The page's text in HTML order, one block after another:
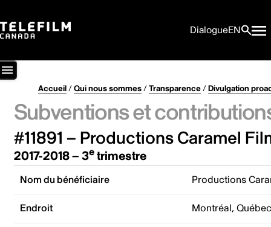
DialogueEN
Accueil/Qui nous sommes/Transparence/Divulgation
Subventions et
#11891 – Productions Caramel
2017-2018 – 3etrimestre
Nom du bénéficiaire Productions
Endroit Montréal,